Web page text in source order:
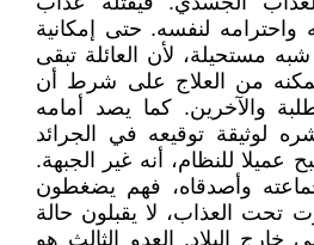
واحترامه لنفسه. حتى إمكانية
مستحيلة، لأن العائلة تبقى
من العلاج على شرط أن
والآخرين. كما يصد أمامه
لوثيقة توقيعه في الجرائد
عميلا للنظام، أنه غير الجبهة.
وأصدقاه، فهم يضغطون
تحت العذاب، لا يقبلون حالة
خارج البلاد. العدو الثالث هو